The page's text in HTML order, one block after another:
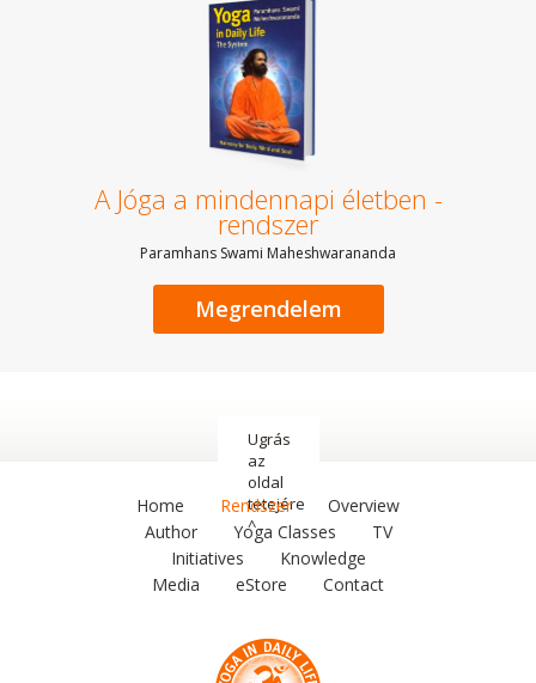
A Jóga a mindennapi életben -
rendszer
Paramhans Swami Maheshwarananda
Megrendelem
Ugrás
az
oldal
tetejére
^
Home Rendszer
Overview
Author
Yoga Classes
TV
Initiatives
Knowledge
Media
eStore Contact